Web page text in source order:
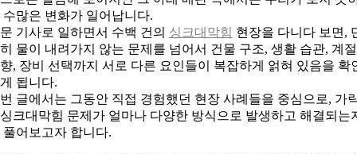
수많은 변화가 일어납니다.
기사로 일하면서 수백 건의 싱크대막힘 현장을 다니다 보면,
물이 내려가지 않는 문제를 넘어서 건물 구조, 생활 습관, 계
, 장비 선택까지 서로 다른 요인들이 복잡하게 얽혀 있음을 확
됩니다.
글에서는 그동안 직접 경험했던 현장 사례들을 중심으로, 가
크대막힘 문제가 얼마나 다양한 방식으로 발생하고 해결되는
풀어보고자 합니다.